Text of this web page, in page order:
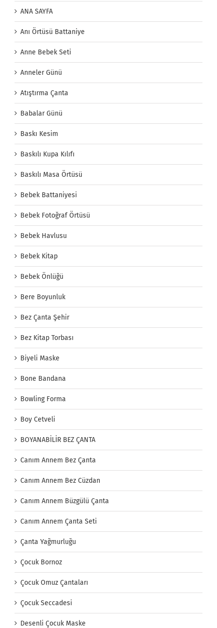
ANA SAYFA
Anı Örtüsü Battaniye
Anne Bebek Seti
Anneler Günü
Atıştırma Çanta
Babalar Günü
Baskı Kesim
Baskılı Kupa Kılıfı
Baskılı Masa Örtüsü
Bebek Battaniyesi
Bebek Fotoğraf Örtüsü
Bebek Havlusu
Bebek Kitap
Bebek Önlüğü
Bere Boyunluk
Bez Çanta Şehir
Bez Kitap Torbası
Biyeli Maske
Bone Bandana
Bowling Forma
Boy Cetveli
BOYANABİLİR BEZ ÇANTA
Canım Annem Bez Çanta
Canım Annem Bez Cüzdan
Canım Annem Büzgülü Çanta
Canım Annem Çanta Seti
Çanta Yağmurluğu
Çocuk Bornoz
Çocuk Omuz Çantaları
Çocuk Seccadesi
Desenli Çocuk Maske